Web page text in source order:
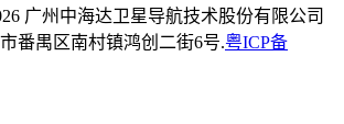
广州中海达卫星导航技术股份有限公司
番禺区南村镇鸿创二街6号.粤ICP备